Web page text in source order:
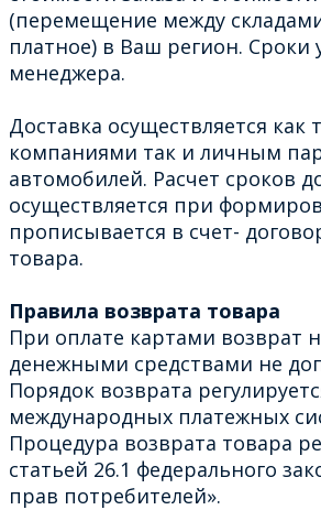
(перемещение между
платное) в Ваш регион. Сроки
менеджера.
Доставка осуществляется
компаниями так и личным
автомобилей. Расчет сроков
осуществляется при
прописывается в счет-
товара.
Правила возврата товара
При оплате картами возврат
денежными средствами не
Порядок возврата
международных платежных
Процедура возврата товара
статьей 26.1 федерального
прав потребителей».